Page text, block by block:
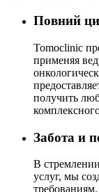
Повний
Tomoclinic
применяя
получить
Забота и
В
услуг, мы